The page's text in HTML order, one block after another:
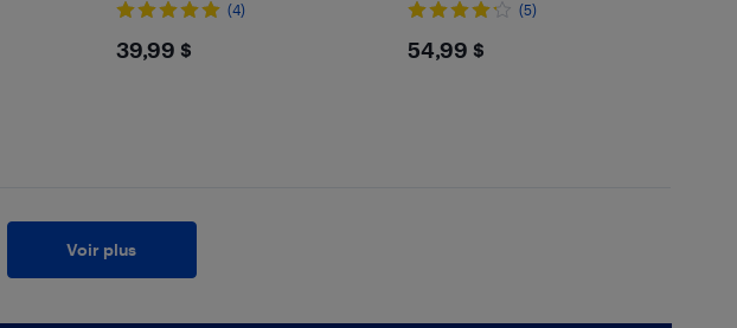
(4)
$39.99
39,99 $
(5)
$54.99
54,99 $
Voir plus